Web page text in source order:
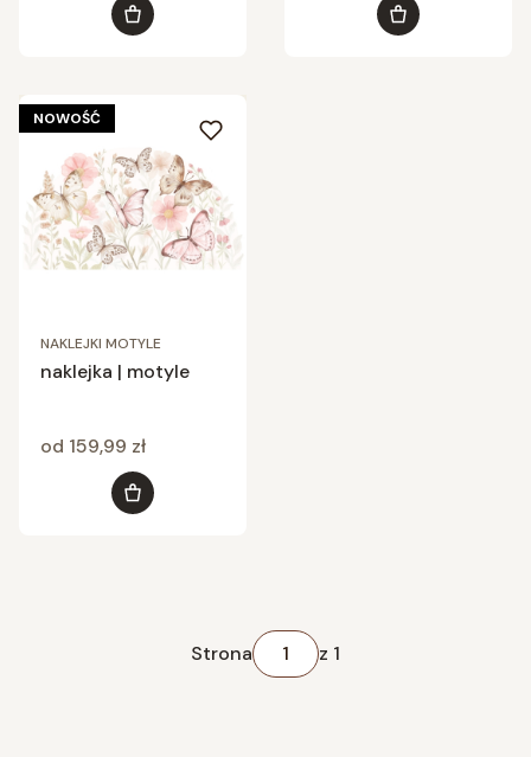
Zobacz produkt
Do koszyka
NOWOŚĆ
NAKLEJKI MOTYLE
naklejka | motyle
Cena
od 159,99 zł
Zobacz produkt
Strona z 1